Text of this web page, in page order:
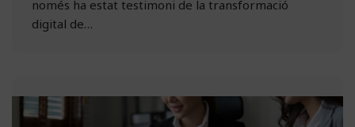
només ha estat testimoni de la transformació
digital de…